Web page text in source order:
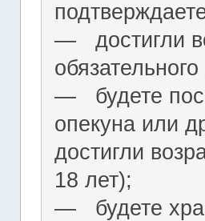
― достигли
― будете
опекуна или
достигли
18 лет);
― будете